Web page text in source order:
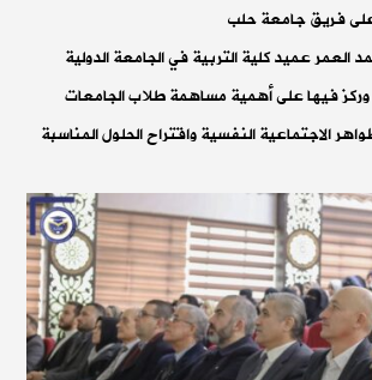
فريق جامعة حلب
العمر عميد كلية التربية في الجامعة الدولية
وركز فيها على أهمية مساهمة طلاب الجامعات
الاجتماعية النفسية واقتراح الحلول المناسبة